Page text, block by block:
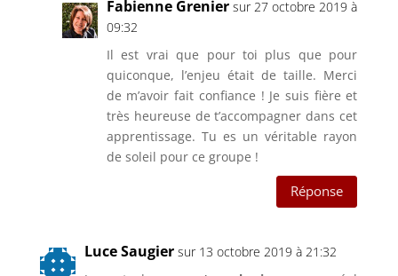
Fabienne Grenier sur 27 octobre 2019 à
09:32
Il est vrai que pour toi plus que pour
quiconque, l’enjeu était de taille. Merci
de m’avoir fait confiance ! Je suis fière et
très heureuse de t’accompagner dans cet
apprentissage. Tu es un véritable rayon
de soleil pour ce groupe !
Réponse
Luce Saugier sur 13 octobre 2019 à 21:32